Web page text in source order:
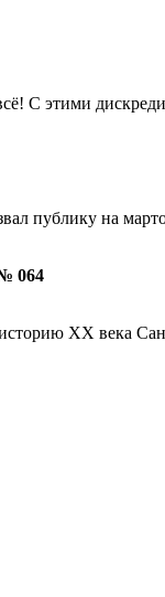
С этими
публику на
064
ХХ века